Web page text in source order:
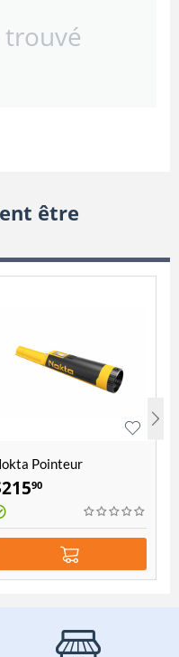
trouvé
être
Pointeur
21590